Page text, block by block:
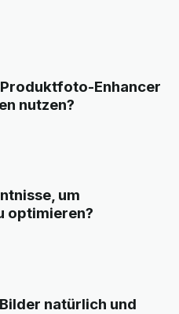
Enhancer
nutzen?
um
optimieren?
natürlich und